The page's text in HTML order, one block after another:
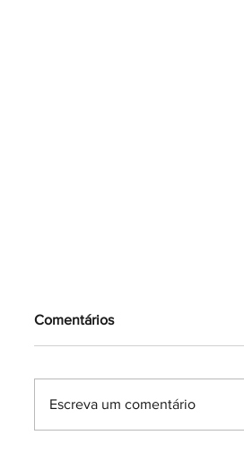
Comentários
Escreva um comentário